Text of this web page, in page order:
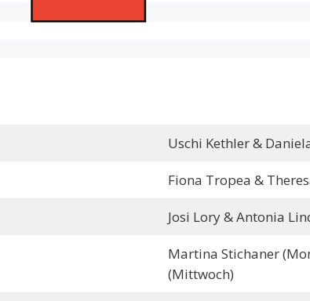
Uschi Kethler &
Fiona Tropea &
Josi Lory & Antonia
Martina Stichaner
(Mittwoch)